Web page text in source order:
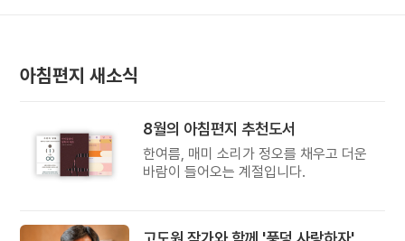
아침편지 새소식
8월의 아침편지 추천도서
한여름, 매미 소리가 정오를 채우고 더운
바람이 들어오는 계절입니다.